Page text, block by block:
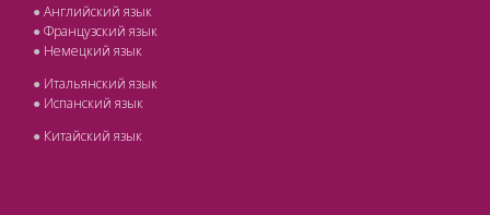
●Английский язык
●Французский язык
● Немецкий язык
● Итальянский язык
● Испанский язык
● Китайский язык